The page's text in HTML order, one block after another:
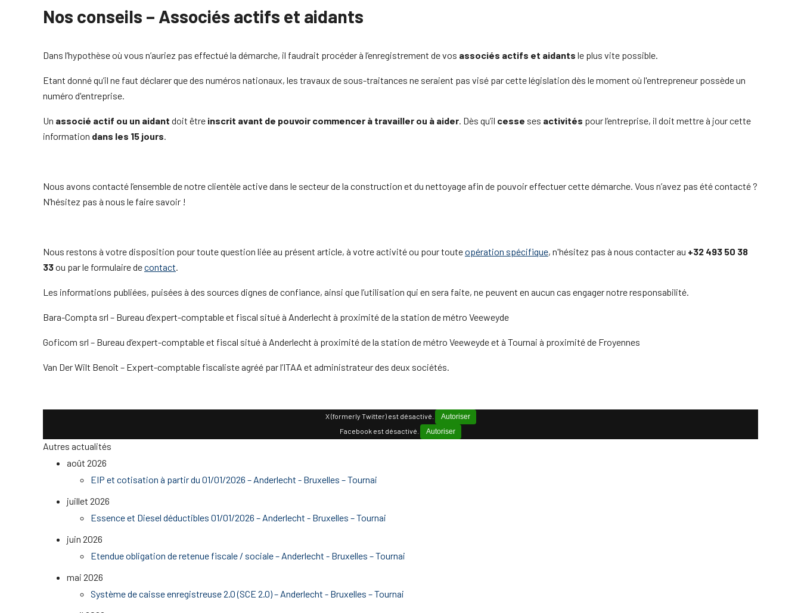
Nos conseils – Associés actifs et aidants
Dans l’hypothèse où vous n’auriez pas effectué la démarche, il faudrait procéder à l’enregistrement de vos associés actifs et aidants le plus vite possible.
Etant donné qu’il ne faut déclarer que des numéros nationaux, les travaux de sous-traitances ne seraient pas visé par cette législation dès le moment où l'entrepreneur possède un
numéro d'entreprise.
Un associé actif ou un aidant doit être inscrit avant de pouvoir commencer à travailler ou à aider. Dès qu’il cesse ses activités pour l’entreprise, il doit mettre à jour cette
information dans les 15 jours.
Nous avons contacté l’ensemble de notre clientèle active dans le secteur de la construction et du nettoyage afin de pouvoir effectuer cette démarche. Vous n’avez pas été contacté ?
N’hésitez pas à nous le faire savoir !
Nous restons à votre disposition pour toute question liée au présent article, à votre activité ou pour touteopération spécifique, n'hésitez pas à nous contacter au +32 493 50 38
33ou par le formulaire decontact.
Les informations publiées, puisées à des sources dignes de confiance, ainsi que l’utilisation qui en sera faite, ne peuvent en aucun cas engager notre responsabilité.
Bara-Compta srl – Bureau d’expert-comptable et fiscal situé à Anderlecht à proximité de la station de métro Veeweyde
Goficom srl – Bureau d’expert-comptable et fiscal situé à Anderlecht à proximité de la station de métro Veeweyde et à Tournai à proximité de Froyennes
Van Der Wilt Benoît – Expert-comptable fiscaliste agréé par l’ITAA et administrateur des deux sociétés.
X (formerly Twitter) est désactivé.
Autoriser
Facebook est désactivé.
Autoriser
Autres actualités
août 2026
EIP et cotisation à partir du 01/01/2026 – Anderlecht - Bruxelles – Tournai
juillet 2026
Essence et Diesel déductibles 01/01/2026 – Anderlecht - Bruxelles – Tournai
juin 2026
Etendue obligation de retenue fiscale / sociale – Anderlecht - Bruxelles – Tournai
mai 2026
Système de caisse enregistreuse 2.0 (SCE 2.0) – Anderlecht - Bruxelles – Tournai